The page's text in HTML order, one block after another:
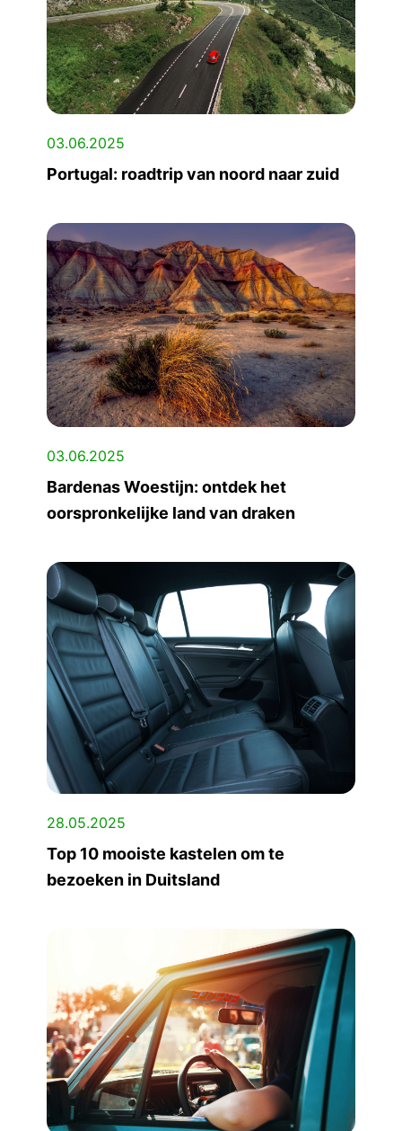
03.06.2025
Portugal: roadtrip van noord naar zuid
03.06.2025
Bardenas Woestijn: ontdek het
oorspronkelijke land van draken
28.05.2025
Top 10 mooiste kastelen om te
bezoeken in Duitsland